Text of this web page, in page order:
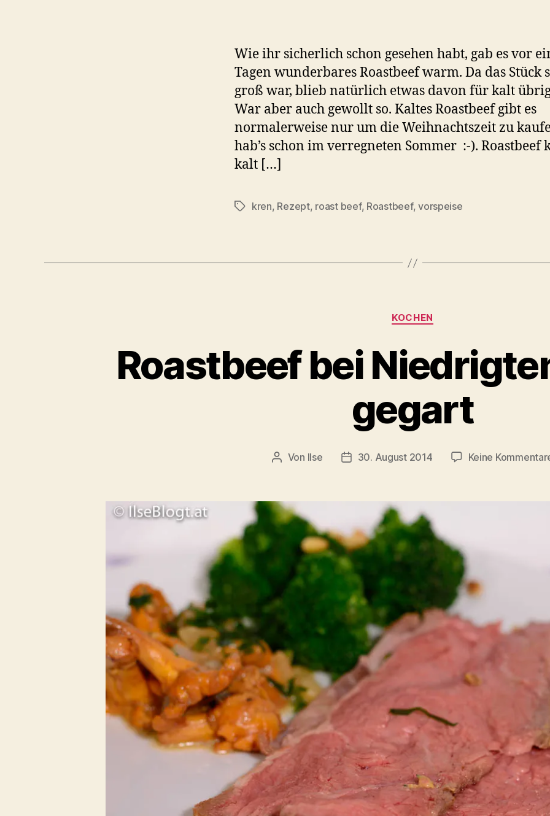
Wie ihr sicherlich schon gesehen habt, gab es vor
Tagen wunderbares Roastbeef warm. Da das Stück
groß war, blieb natürlich etwas davon für kalt
War aber auch gewollt so. Kaltes Roastbeef gibt es
normalerweise nur um die Weihnachtszeit zu
hab’s schon im verregneten Sommer :-). Roastbeef
kalt […]
Schlagwörter
kren, Rezept, roast beef, Roastbeef,vorspeise
Kategorien
KOCHEN
Roastbeef bei
gegart
Beitragsautor
Von Ilse Beitragsdatum
30. August 2014 Keine